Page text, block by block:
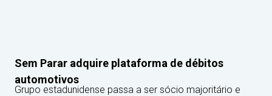
Sem Parar adquire plataforma de débitos
automotivos
Grupo estadunidense passa a ser sócio majoritário e